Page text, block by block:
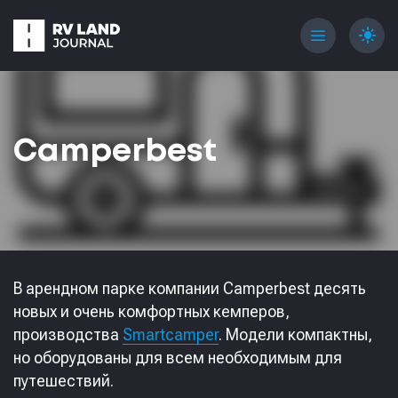
menu light_mode
Camperbest
В арендном парке компании Camperbest десять
новых и очень комфортных кемперов,
производства Smartcamper. Модели компактны,
но оборудованы для всем необходимым для
путешествий.